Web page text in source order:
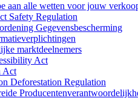
aan alle wetten voor jouw
Safety Regulation
Gegevensbescherming
marktdeelnemers
Act
Act
Deforestation Regulation